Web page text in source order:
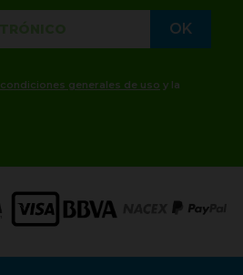
condiciones generales de uso y la